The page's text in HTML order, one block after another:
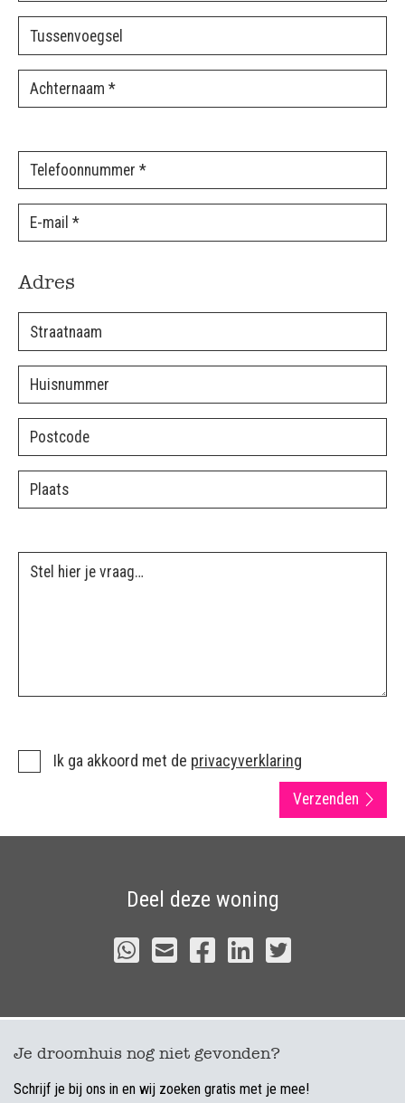
Deel deze woning
Je droomhuis nog niet gevonden?
Schrijf je bij ons in en wij zoeken gratis met je mee!
Adres
Ik ga akkoord met de privacyverklaring
Verzenden